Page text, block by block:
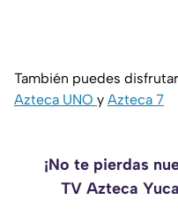
También puedes
Azteca UNO y Azteca 7
¡No te pierdas
TV Azteca